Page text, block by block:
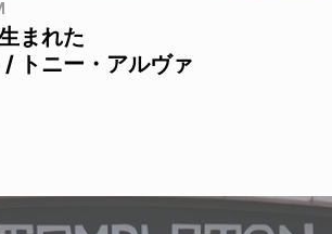
まれた
トニー・アルヴァ